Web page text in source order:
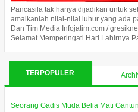
Pancasila tak hanya dijadikan untuk
amalkanlah nilai-nilai luhur yang ada
Dan Tim Media Infojatim.com /
Selamat Memperingati Hari Lahirnya
TERPOPULER
Seorang Gadis Muda Belia Mati